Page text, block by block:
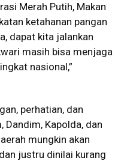
Merah Putih, Makan
ketahanan pangan
dapat kita jalankan
masih bisa menjaga
nasional,”
perhatian, dan
Dandim, Kapolda, dan
mungkin akan
justru dinilai kurang